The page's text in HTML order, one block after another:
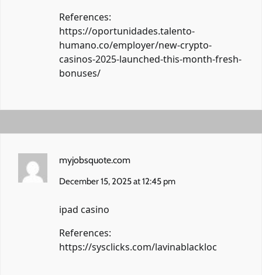
References:
https://oportunidades.talento-
humano.co/employer/new-crypto-
casinos-2025-launched-this-month-fresh-
bonuses/
myjobsquote.com
December 15, 2025 at 12:45 pm
ipad casino
References:
https://sysclicks.com/lavinablackloc